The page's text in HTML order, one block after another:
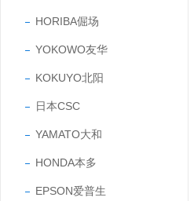
HORIBA倔场
YOKOWO友华
KOKUYO北阳
日本CSC
YAMATO大和
HONDA本多
EPSON爱普生